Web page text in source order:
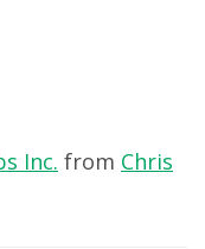
Inc. from Chris